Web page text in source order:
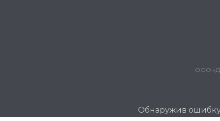
ООО
Обнаружив ошибку